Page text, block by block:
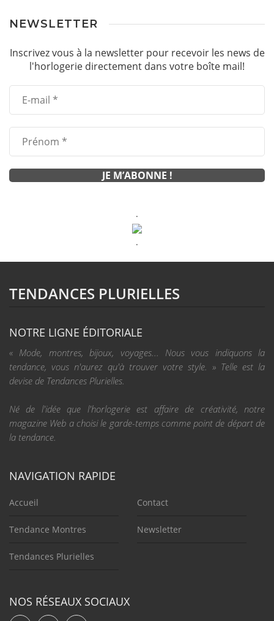
NEWSLETTER
Inscrivez vous à la newsletter pour recevoir les news de
l'horlogerie directement dans votre boîte mail!
.
.
TENDANCES PLURIELLES
NOTRE LIGNE ÉDITORIALE
« Mode, montres, bijoux, voyages... Nous vous indiquons la
tendance, vous n'aurez qu'à trouver votre style. » Telle est la
devise de Tendances Plurielles.
Né de l'idée que l'horlogerie est affaire de créativité, notre
magazine Web a choisi le garde-temps comme point de départ de
la tendance.
NAVIGATION RAPIDE
Accueil
Tendance Montres
Tendances Plurielles
Contact
Newsletter
NOS RÉSEAUX SOCIAUX